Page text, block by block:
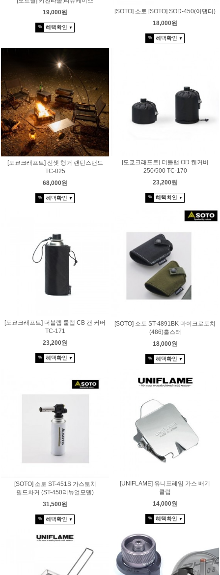
19,000원
% 혜택확인 ▼
[SOTO] 소토 [SOTO] SOD-450(어댑터)
18,000원
% 혜택확인 ▼
[도쿄크래프트] 선셋 행거 랜턴스탠드
TC-025
68,000원
% 혜택확인 ▼
[도쿄크래프트] 더블랩 OD 캔커버
250/500 TC-170
23,200원
% 혜택확인 ▼
[도쿄크래프트] 더블랩 룰랩 CB 캔 커버
TC-171
23,200원
% 혜택확인 ▼
[SOTO] 소토 ST-4891BK 마이크로토치
(486)홀스터
18,000원
% 혜택확인 ▼
[SOTO] 소토 ST-451S 가스토치
필드차커 (ST-450리뉴얼모델)
31,500원
% 혜택확인 ▼
[UNIFLAME] 유니프레임 가스 배기
클립
14,000원
% 혜택확인 ▼